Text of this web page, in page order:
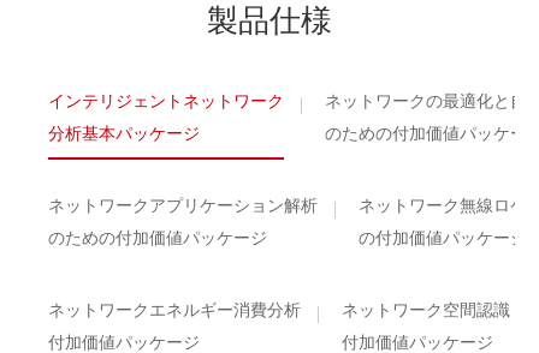
製品仕様
インテリジェントネットワーク
分析基本パッケージ
ネットワークの最適化と自
のための付加価値パッケー
ネットワークアプリケーション解析
のための付加価値パッケージ
ネットワーク無線ロケ
の付加価値パッケージ
ネットワークエネルギー消費分析
付加価値パッケージ
ネットワーク空間認識
付加価値パッケージ